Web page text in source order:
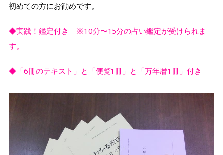
初めての方にお勧めです。
◆実践！鑑定付き ※10分〜15分の占い鑑定が受けられま
す。
◆「6冊のテキスト」と「便覧1冊」と「万年暦1冊」付き